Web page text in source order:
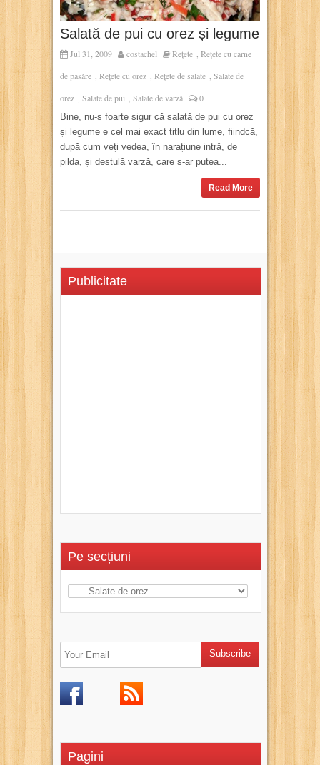
Salată de pui cu orez și legume
Jul 31, 2009 costachel Rețete , Rețete cu carne
de pasăre , Rețete cu orez , Rețete de salate , Salate de
orez , Salate de pui , Salate de varză 0
Bine, nu-s foarte sigur că salată de pui cu orez
și legume e cel mai exact titlu din lume, fiindcă,
după cum veți vedea, în narațiune intră, de
pilda, și destulă varză, care s-ar putea...
Read More
Publicitate
Pe secțiuni
Pagini